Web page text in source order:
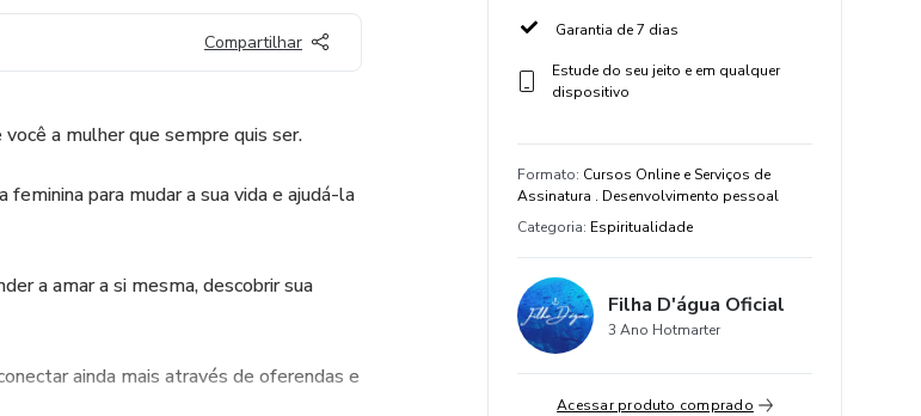
Compartilhar
a mulher que sempre quis ser.
para mudar a sua vida e ajudá-la
a amar a si mesma, descobrir sua
ainda mais através de oferendas e
Garantia de 7 dias
Estude do seu jeito e em qualquer
dispositivo
Formato: Cursos Online e Serviços de
Assinatura . Desenvolvimento pessoal
Categoria: Espiritualidade
Filha D'água Oficial
3 Ano Hotmarter
Acessar produto comprado